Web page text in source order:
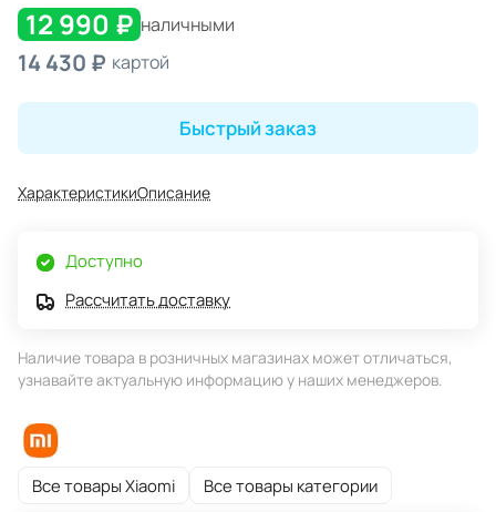
12 990 ₽ наличными
14 430 ₽ картой
Быстрый заказ
ХарактеристикиОписание
Доступно
Рассчитать доставку
Наличие товара в розничных магазинах может отличаться,
узнавайте актуальную информацию у наших менеджеров.
Все товары Xiaomi Все товары категории